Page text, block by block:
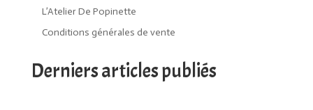
L’Atelier De Popinette
Conditions générales de vente
Derniers articles publiés